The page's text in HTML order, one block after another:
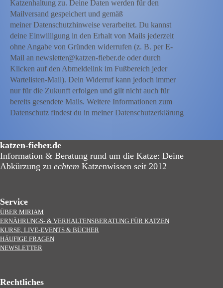
Katzenhaltung zu. Deine Daten werden für den
Mailversand gespeichert und gemäß
meiner Datenschutzhinweise verarbeitet. Du kannst
deine Einwilligung in den Erhalt von Mails jederzeit
ohne Angabe von Gründen widerrufen (z. B. per E-
Mail an newsletter@katzen-fieber.de oder durch
Klicken auf den Abmeldelink im Fußbereich jeder
Wartelisten-Mail). Dein Widerruf kann jedoch immer
nur für die Zukunft erfolgen und gilt nicht auch für
bereits gesendete Mails. Weitere Informationen zum
Datenschutz findest du in meinerDatenschutzerklärung
katzen-fieber.de
Information & Beratung rund um die Katze: Deine
Abkürzung zu echtem Katzenwissen seit 2012
Service
ÜBER MIRIAM
ERNÄHRUNGS- & VERHALTENSBERATUNG FÜR KATZEN
KURSE, LIVE-EVENTS & BÜCHER
HÄUFIGE FRAGEN
NEWSLETTER
Rechtliches